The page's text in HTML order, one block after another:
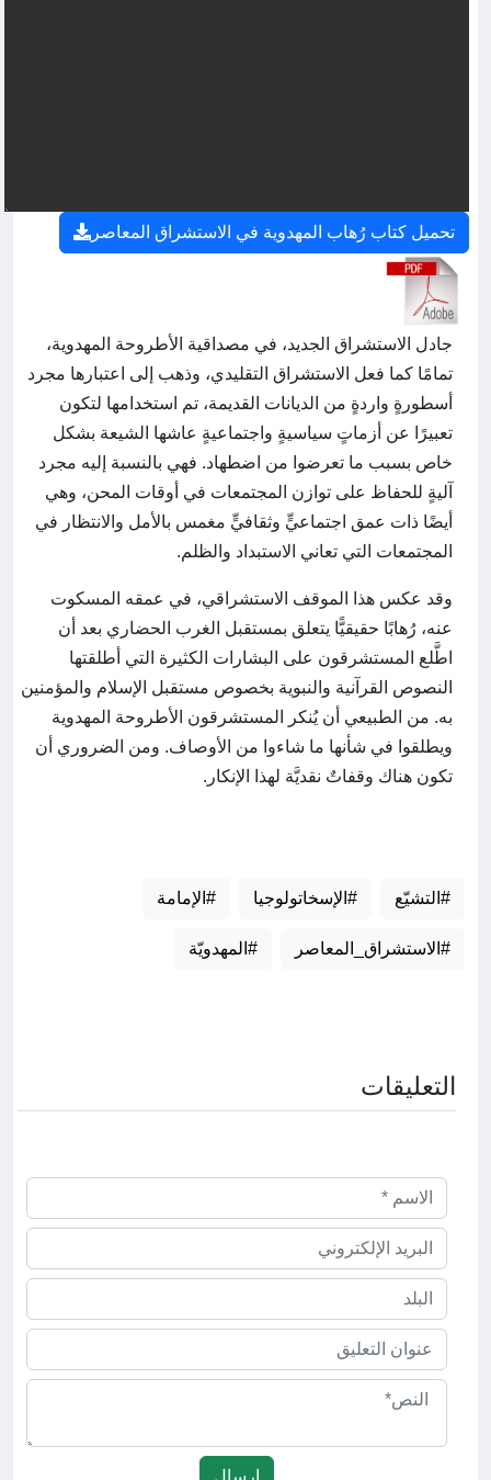
تحميل كتاب رُهاب المهدوية في الاستشراق المعاصر
جادل الاستشراق الجديد، في مصداقية الأطروحة المهدوية،
تمامًا كما فعل الاستشراق التقليدي، وذهب إلى اعتبارها مجرد
أسطورةٍ واردةٍ من الديانات القديمة، تم استخدامها لتكون
تعبيرًا عن أزماتٍ سياسيةٍ واجتماعيةٍ عاشها الشيعة بشكل
خاص بسبب ما تعرضوا من اضطهاد. فهي بالنسبة إليه مجرد
آليةٍ للحفاظ على توازن المجتمعات في أوقات المحن، وهي
أيضًا ذات عمق اجتماعيٍّ وثقافيٍّ مغمس بالأمل والانتظار في
المجتمعات التي تعاني الاستبداد والظلم.
وقد عكس هذا الموقف الاستشراقي، في عمقه المسكوت
عنه، رُهابًا حقيقيًّا يتعلق بمستقبل الغرب الحضاري بعد أن
اطَّلع المستشرقون على البشارات الكثيرة التي أطلقتها
النصوص القرآنية والنبوية بخصوص مستقبل الإسلام والمؤمنين
به. من الطبيعي أن يُنكر المستشرقون الأطروحة المهدوية
ويطلقوا في شأنها ما شاءوا من الأوصاف. ومن الضروري أن
تكون هناك وقفاتٌ نقديَّة لهذا الإنكار.
#التشيّع #الإسخاتولوجيا #الإمامة
#الاستشراق_المعاصر #المهدويّة
التعليقات